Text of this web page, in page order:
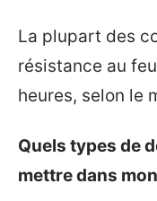
La plupart des
résistance au
heures, selon le
Quels types de
mettre dans